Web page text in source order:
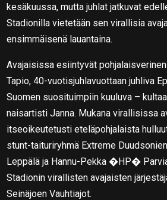
kesäkuussa, mutta juhlat jatkuvat
Stadionilla vietetään sen virallisia
ensimmäisenä lauantaina.
Avajaisissa esiintyvät
Tapio, 40-vuotisjuhlavuottaan juhliva
Suomen suosituimpiin kuuluva –
naisartisti Janna. Mukana virallisissa
itseoikeutetusti eteläpohjalaista
stunt-taituriryhmä Extreme
Leppälä ja Hannu-Pekka �HP�
Stadionin virallisten avajaisten
Seinäjoen Vauhtiajot.